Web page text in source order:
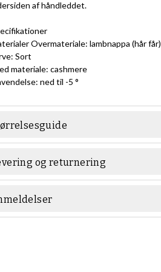
af ​​håndleddet.
Overmateriale: lambnappa (hår får)
Sort
materiale: cashmere
ned til -5 °
og returnering